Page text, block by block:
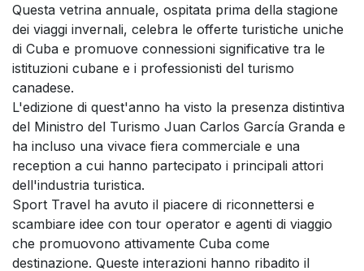
Questa vetrina annuale, ospitata prima della stagione
dei viaggi invernali, celebra le offerte turistiche uniche
di Cuba e promuove connessioni significative tra le
istituzioni cubane e i professionisti del turismo
canadese.
L'edizione di quest'anno ha visto la presenza distintiva
del Ministro del Turismo Juan Carlos García Granda e
ha incluso una vivace fiera commerciale e una
reception a cui hanno partecipato i principali attori
dell'industria turistica.
Sport Travel ha avuto il piacere di riconnettersi e
scambiare idee con tour operator e agenti di viaggio
che promuovono attivamente Cuba come
destinazione. Queste interazioni hanno ribadito il